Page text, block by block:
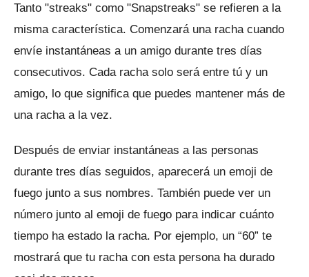
Tanto "streaks" como "Snapstreaks" se refieren a la
misma característica. Comenzará una racha cuando
envíe instantáneas a un amigo durante tres días
consecutivos. Cada racha solo será entre tú y un
amigo, lo que significa que puedes mantener más de
una racha a la vez.
Después de enviar instantáneas a las personas
durante tres días seguidos, aparecerá un emoji de
fuego junto a sus nombres. También puede ver un
número junto al emoji de fuego para indicar cuánto
tiempo ha estado la racha. Por ejemplo, un “60” te
mostrará que tu racha con esta persona ha durado